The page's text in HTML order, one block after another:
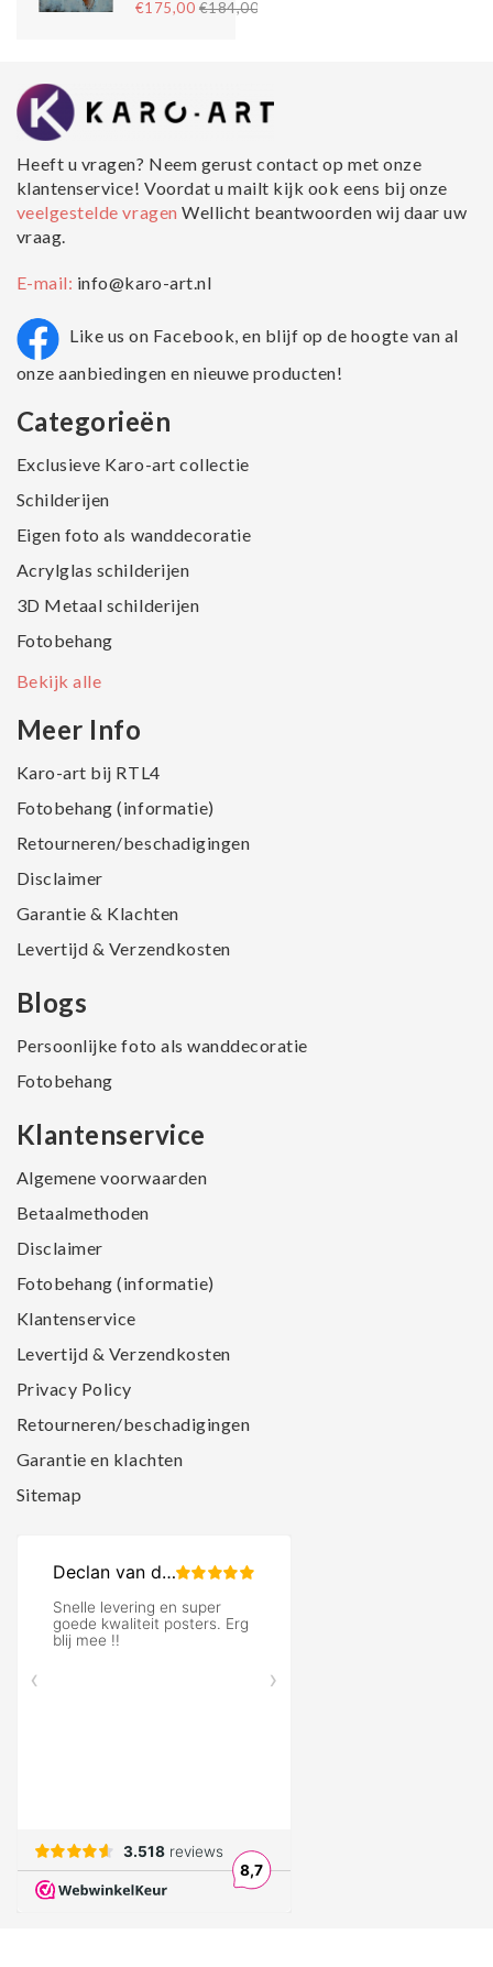
€175,00 €184,00
Heeft u vragen? Neem gerust contact op met onze
klantenservice! Voordat u mailt kijk ook eens bij onze
veelgestelde vragenWellicht beantwoorden wij daar uw
vraag.
E-mail: info@karo-art.nl
Like us on Facebook, en blijf op de hoogte van al
onze aanbiedingen en nieuwe producten!
Categorieën
Exclusieve Karo-art collectie
Schilderijen
Eigen foto als wanddecoratie
Acrylglas schilderijen
3D Metaal schilderijen
Fotobehang
Bekijk alle
Meer Info
Karo-art bij RTL4
Fotobehang (informatie)
Retourneren/beschadigingen
Disclaimer
Garantie & Klachten
Levertijd & Verzendkosten
Blogs
Persoonlijke foto als wanddecoratie
Fotobehang
Klantenservice
Algemene voorwaarden
Betaalmethoden
Disclaimer
Fotobehang (informatie)
Klantenservice
Levertijd & Verzendkosten
Privacy Policy
Retourneren/beschadigingen
Garantie en klachten
Sitemap